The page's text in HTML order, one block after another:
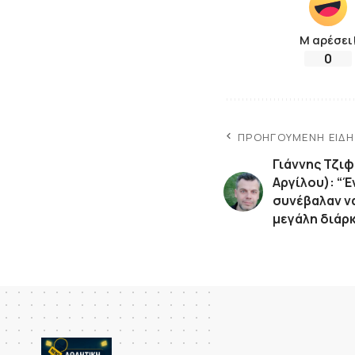
Μ
0
ΠΡΟΗΓΟΎΜΕΝΗ
Γιάννης
Αργίλου):
συνέβαλαν
μεγάλη